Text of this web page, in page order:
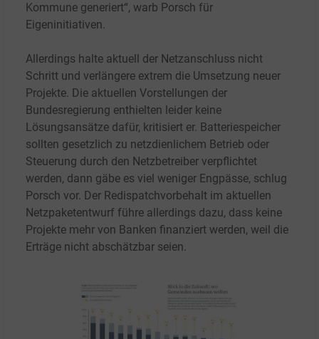
Kommune generiert“, warb Porsch für
Eigeninitiativen.
Allerdings halte aktuell der Netzanschluss nicht
Schritt und verlängere extrem die Umsetzung neuer
Projekte. Die aktuellen Vorstellungen der
Bundesregierung enthielten leider keine
Lösungsansätze dafür, kritisiert er. Batteriespeicher
sollten gesetzlich zu netzdienlichem Betrieb oder
Steuerung durch den Netzbetreiber verpflichtet
werden, dann gäbe es viel weniger Engpässe, schlug
Porsch vor. Der Redispatchvorbehalt im aktuellen
Netzpaketentwurf führe allerdings dazu, dass keine
Projekte mehr von Banken finanziert werden, weil die
Erträge nicht abschätzbar seien.